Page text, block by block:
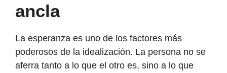
ancla
La esperanza es uno de los factores más
poderosos de la idealización. La persona no se
aferra tanto a lo que el otro es, sino a lo que